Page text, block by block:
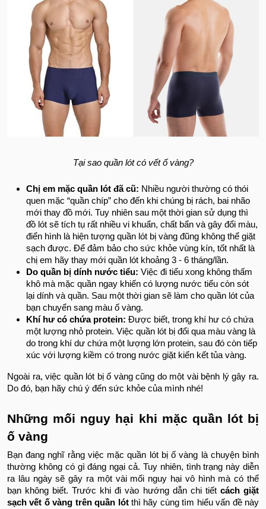
Tại sao quần lót có vết ố vàng?
Chị em mặc quần lót đã cũ: Nhiều người thường có thói
quen mặc “quần chíp” cho đến khi chúng bị rách, bai nhão
mới thay đồ mới. Tuy nhiên sau một thời gian sử dụng thì
đồ lót sẽ tích tụ rất nhiều vi khuẩn, chất bẩn và gây đổi màu,
điển hình là hiện tượng quần lót bị vàng đũng không thể giặt
sạch được. Để đảm bảo cho sức khỏe vùng kín, tốt nhất là
chị em hãy thay mới quần lót khoảng 3 - 6 tháng/lần.
Do quần bị dính nước tiểu: Việc đi tiểu xong không thấm
khô mà mặc quần ngay khiến có lượng nước tiểu còn sót
lại dính và quần. Sau một thời gian sẽ làm cho quần lót của
bạn chuyển sang màu ố vàng.
Khí hư có chứa protein: Được biết, trong khí hư có chứa
một lượng nhỏ protein. Việc quần lót bị đổi qua màu vàng là
do trong khí dư chứa một lượng lớn protein, sau đó còn tiếp
xúc với lượng kiềm có trong nước giặt kiến kết tủa vàng.
Ngoài ra, việc quần lót bị ố vàng cũng do một vài bệnh lý gây ra.
Do đó, bạn hãy chú ý đến sức khỏe của mình nhé!
Những mối nguy hại khi mặc quần lót bị
ố vàng
Bạn đang nghĩ rằng việc mặc quần lót bị ố vàng là chuyện bình
thường không có gì đáng ngại cả. Tuy nhiên, tình trạng này diễn
ra lâu ngày sẽ gây ra một vài mối nguy hại vô hình mà có thể
bạn không biết. Trước khi đi vào hướng dẫn chi tiết cách giặt
sạch vết ố vàng trên quần lót thì hãy cùng tìm hiểu vấn đề này